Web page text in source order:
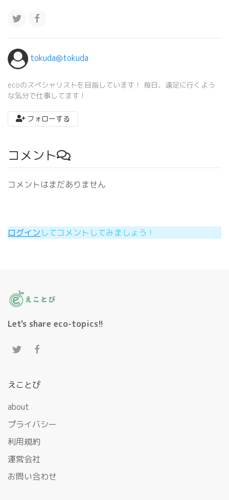
tokuda@tokuda
ecoのスペシャリストを目指しています！ 毎日、遠足に行くよう
な気分で仕事してます！
フォローする
コメント
コメントはまだありません
ログインしてコメントしてみましょう！
Let's share eco-topics!!
えことぴ
about
プライバシー
利用規約
運営会社
お問い合わせ